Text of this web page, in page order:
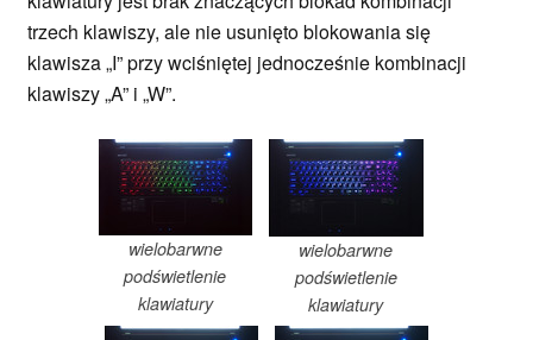
trzech klawiszy, ale nie usunięto blokowania się
klawisza „I” przy wciśniętej jednocześnie kombinacji
klawiszy „A” i „W”.
wielobarwne
podświetlenie
klawiatury
wielobarwne
podświetlenie
klawiatury